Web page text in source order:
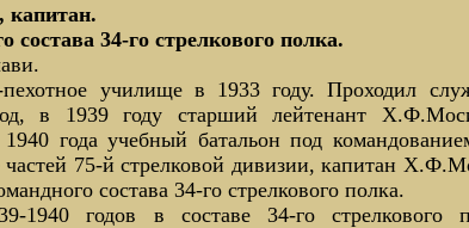
34-го стрелкового полка.
училище в 1933 году. Проходил
в 1939 году старший лейтенант
года учебный батальон под
75-й стрелковой дивизии, капитан
состава 34-го стрелкового полка.
1940 годов в составе 34-го стрелкового